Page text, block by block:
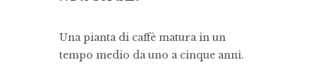
Una pianta di caffè matura in un
tempo medio da uno a cinque anni.